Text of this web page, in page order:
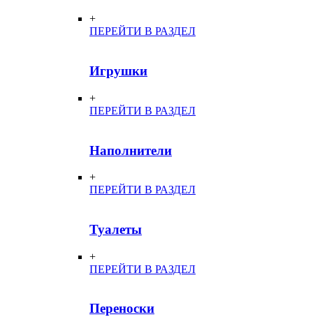
+
ПЕРЕЙТИ В РАЗДЕЛ
Игрушки
+
ПЕРЕЙТИ В РАЗДЕЛ
Наполнители
+
ПЕРЕЙТИ В РАЗДЕЛ
Туалеты
+
ПЕРЕЙТИ В РАЗДЕЛ
Переноски